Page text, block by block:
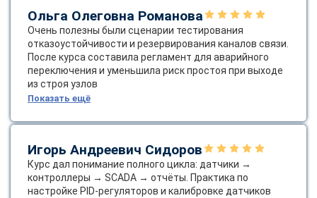
Ольга Олеговна Романова
Очень полезны были сценарии тестирования
отказоустойчивости и резервирования каналов связи.
После курса составила регламент для аварийного
переключения и уменьшила риск простоя при выходе
из строя узлов
Показать ещё
Игорь Андреевич Сидоров
Курс дал понимание полного цикла: датчики →
контроллеры → SCADA → отчёты. Практика по
настройке PID‑регуляторов и калибровке датчиков